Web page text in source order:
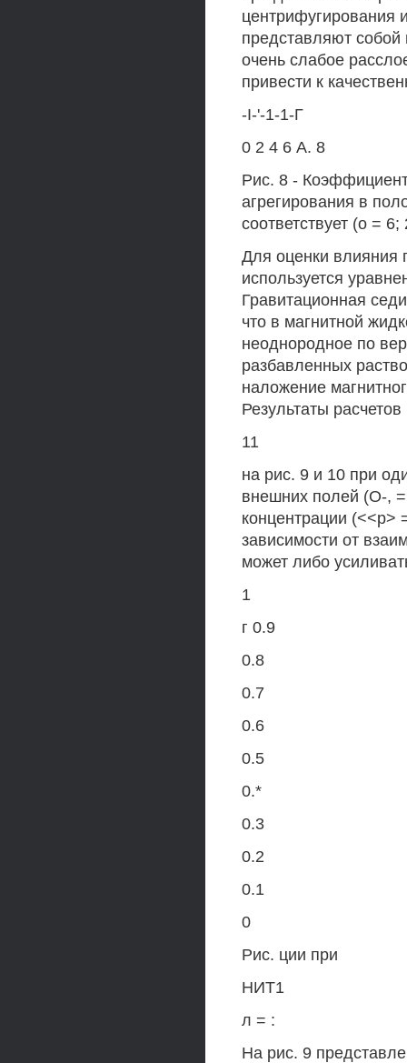
центрифугирования
представляют
очень слабое
привести к
-I-'-1-1-Г
0 2 4 6 А. 8
Рис. 8 - Коэффициент
агрегирования в
соответствует (о =
Для оценки влияния
используется
Гравитационная
что в магнитной
неоднородное по
разбавленных
наложение
Результаты
11
на рис. 9 и 10 при
внешних полей (О-, =
концентрации (<<р>
зависимости от
может либо
1
г 0.9
0.8
0.7
0.6
0.5
0.*
0.3
0.2
0.1
0
Рис. ции при
НИТ1
л = :
На рис. 9